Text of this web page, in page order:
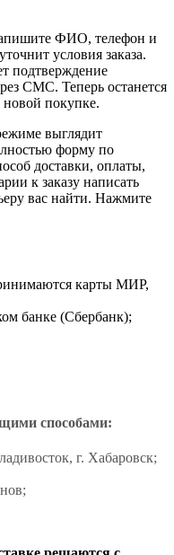
ФИО, телефон и
условия заказа.
подтверждение
СМС. Теперь останется
новой покупке.
выглядит
форму по
доставки, оплаты,
к заказу написать
вас найти. Нажмите
карты МИР,
банке (Сбербанк);
способами:
г. Хабаровск;